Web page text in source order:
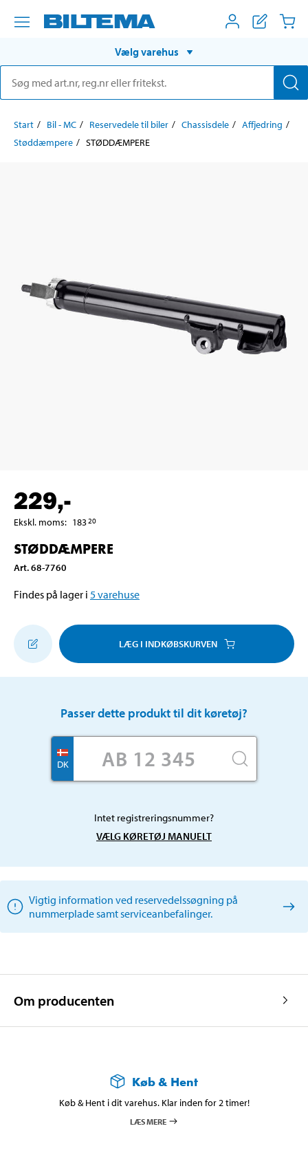
Vælg varehus
Start Bil - MC Reservedele til biler Chassisdele
Affjedring
Støddæmpere
STØDDÆMPERE
229,-
Ekskl. moms: 18320
STØDDÆMPERE
Art.68-7760
Findes på lager i 5varehuse
LÆG I INDKØBSKURVEN
Passer dette produkt til dit køretøj?
DK
Intet registreringsnummer?
VÆLG KØRETØJ MANUELT
Vigtig information ved reservedelssøgning på
nummerplade samt serviceanbefalinger.
Om producenten
Køb & Hent
Køb & Hent i dit varehus. Klar inden for 2 timer!
LÆS MERE